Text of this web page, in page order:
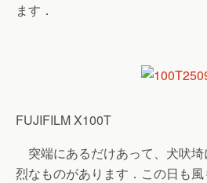
ます．
FUJIFILM X100T
突端にあるだけあって、犬吠
烈なものがあります．この日も